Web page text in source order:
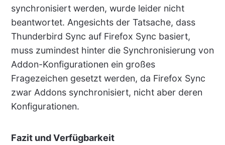
synchronisiert werden, wurde leider nicht
beantwortet. Angesichts der Tatsache, dass
Thunderbird Sync auf Firefox Sync basiert,
muss zumindest hinter die Synchronisierung von
Addon-Konfigurationen ein großes
Fragezeichen gesetzt werden, da Firefox Sync
zwar Addons synchronisiert, nicht aber deren
Konfigurationen.
Fazit und Verfügbarkeit